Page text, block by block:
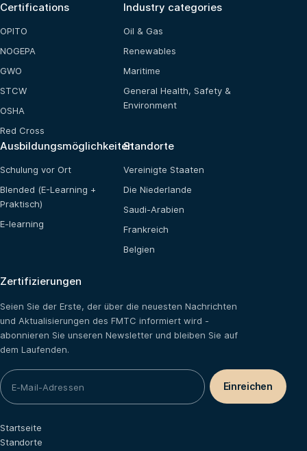
Certifications
OPITO
NOGEPA
GWO
STCW
OSHA
Red Cross
Industry categories
Oil & Gas
Renewables
Maritime
General Health, Safety &
Environment
Ausbildungsmöglichkeiten
Schulung vor Ort
Blended (E-Learning +
Praktisch)
E-learning
Standorte
Vereinigte Staaten
Die Niederlande
Saudi-Arabien
Frankreich
Belgien
Zertifizierungen
Seien Sie der Erste, der über die neuesten Nachrichten
und Aktualisierungen des FMTC informiert wird -
abonnieren Sie unseren Newsletter und bleiben Sie auf
dem Laufenden.
Startseite
Standorte